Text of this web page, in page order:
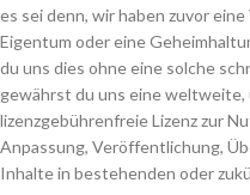
es sei denn, wir haben zuvor
Eigentum oder eine
du uns dies ohne eine solche
gewährst du uns eine
lizenzgebührenfreie Lizenz zur
Anpassung, Veröffentlichung,
Inhalte in bestehenden oder